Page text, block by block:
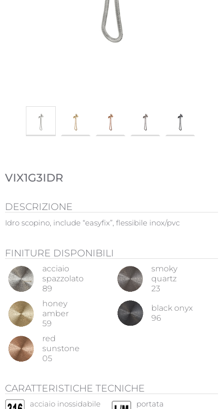
VIX1G3IDR
DESCRIZIONE
Idro scopino, include “easyfix”, flessibile inox/pvc
FINITURE DISPONIBILI
acciaio
spazzolato
89
smoky
quartz
23
honey
amber
59
black onyx
96
red
sunstone
05
CARATTERISTICHE TECNICHE
acciaio inossidabile
portata